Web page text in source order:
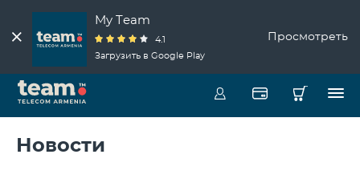
My Team
4.1
Загрузить в Google Play
Просмотреть
Новости